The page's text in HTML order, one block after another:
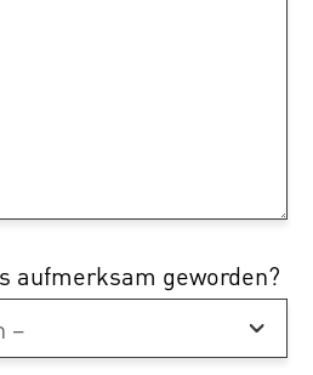
aufmerksam geworden?